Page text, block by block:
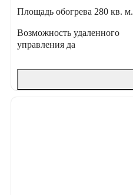
Площадь обогрева 280 кв. м.
Возможность удаленного
управления да